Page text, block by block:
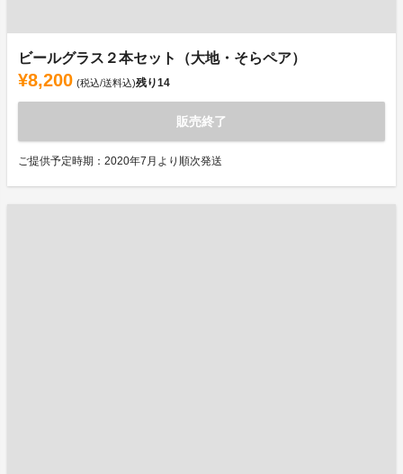
ビールグラス２本セット（大地・そらペア）
¥8,200 (税込/送料込)残り14
販売終了
ご提供予定時期：2020年7月より順次発送